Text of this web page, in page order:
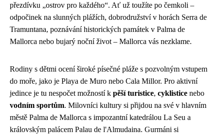
přezdívku „ostrov pro každého“. Ať už toužíte po čemkoli –
odpočinek na slunných plážích, dobrodružství v horách Serra de
Tramuntana, poznávání historických památek v Palma de
Mallorca nebo bujarý noční život – Mallorca vás nezklame.
Rodiny s dětmi ocení široké písečné pláže s pozvolným vstupem
do moře, jako je Playa de Muro nebo Cala Millor. Pro aktivní
jedince je tu nespočet možností k pěší turistice, cyklistice nebo
vodním sportům. Milovníci kultury si přijdou na své v hlavním
městě Palma de Mallorca s impozantní katedrálou La Seu a
královským palácem Palau de l'Almudaina. Gurmáni si